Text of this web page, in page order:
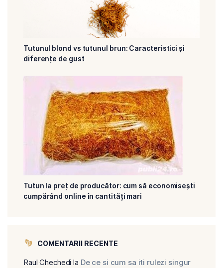
Tutunul blond vs tutunul brun: Caracteristici și
diferențe de gust
Tutun la preț de producător: cum să economisești
cumpărând online în cantități mari
COMENTARII RECENTE
Raul Chechedi la De ce si cum sa iti rulezi singur